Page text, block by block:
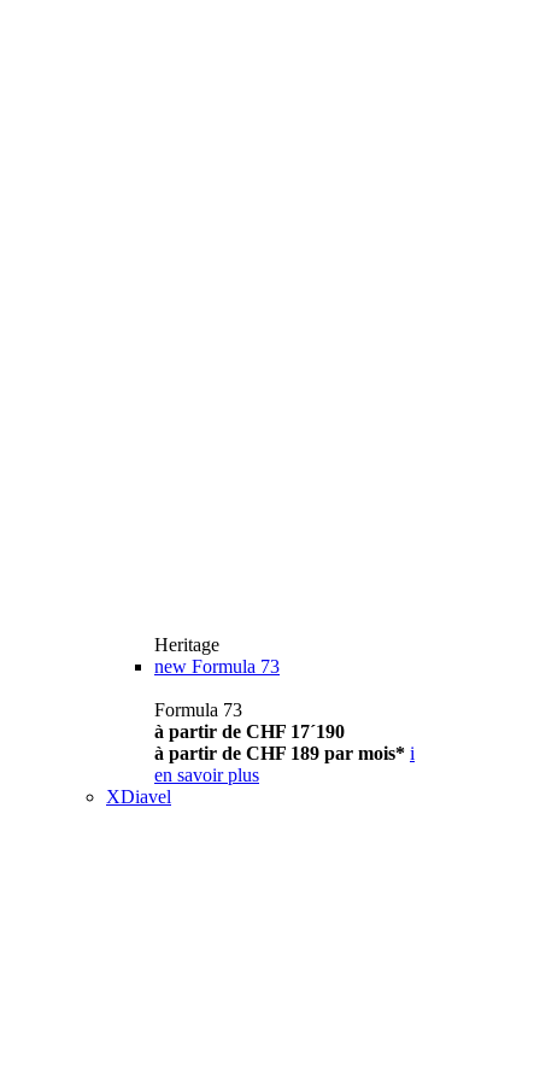
Heritage
new Formula 73
Formula 73
à partir de CHF 17´190
à partir de CHF 189 par mois* i
en savoir plus
XDiavel